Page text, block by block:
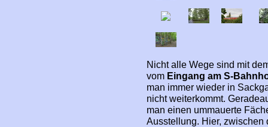
Nicht alle Wege sind mit
vom Eingang am S-
man immer wieder in
nicht weiterkommt.
man einen ummauerte
Ausstellung. Hier, zwischen